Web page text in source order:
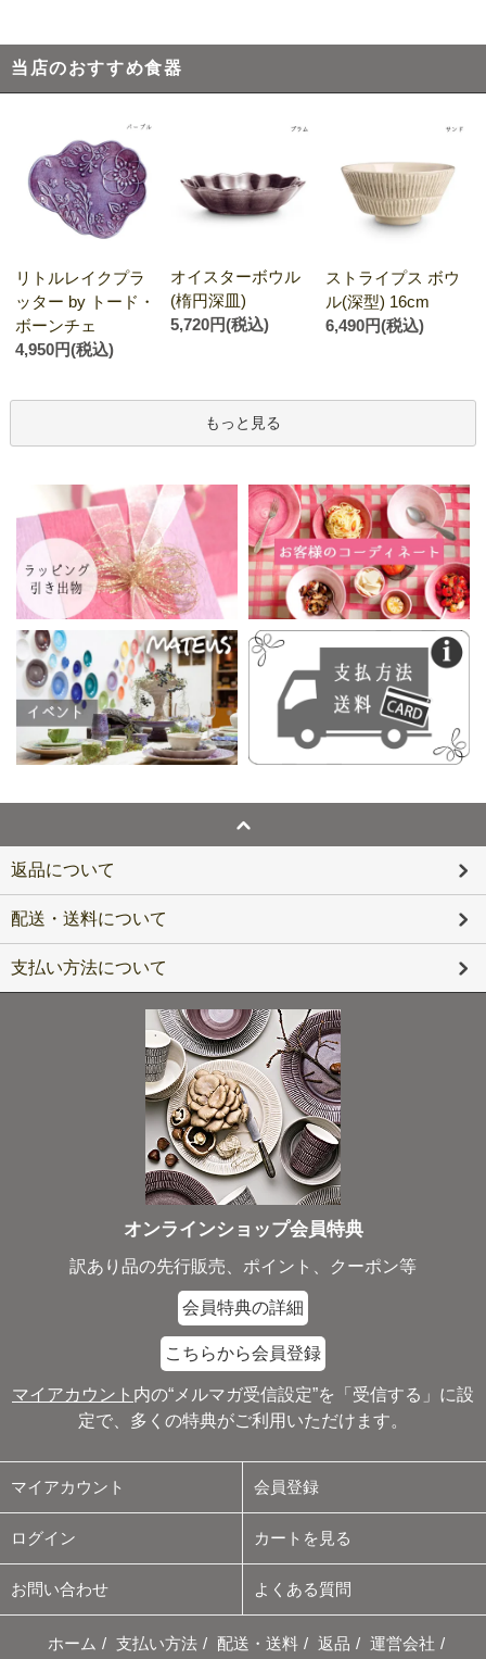
当店のおすすめ食器
リトルレイクプラ
ッター by トード・
ボーンチェ
4,950円(税込)
オイスターボウル
(楕円深皿)
5,720円(税込)
ストライプス ボウ
ル(深型) 16cm
6,490円(税込)
もっと見る
返品について
配送・送料について
支払い方法について
オンラインショップ会員特典
訳あり品の先行販売、ポイント、クーポン等
会員特典の詳細
こちらから会員登録
マイアカウント 内の“メルマガ受信設定”を「受信する」に設
定で、多くの特典がご利用いただけます。
マイアカウント 会員登録
ログイン カートを見る
お問い合わせ よくある質問
ホーム / 支払い方法 / 配送・送料 / 返品 / 運営会社 /